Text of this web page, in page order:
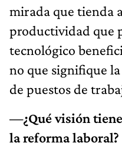
mirada que tienda
productividad que
tecnológico
no que signifique
de puestos de
—¿Qué visión
la reforma laboral?